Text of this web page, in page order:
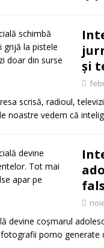
și
scrisă, radioul,
noastre vedem că
devine coșmarul
porno generate